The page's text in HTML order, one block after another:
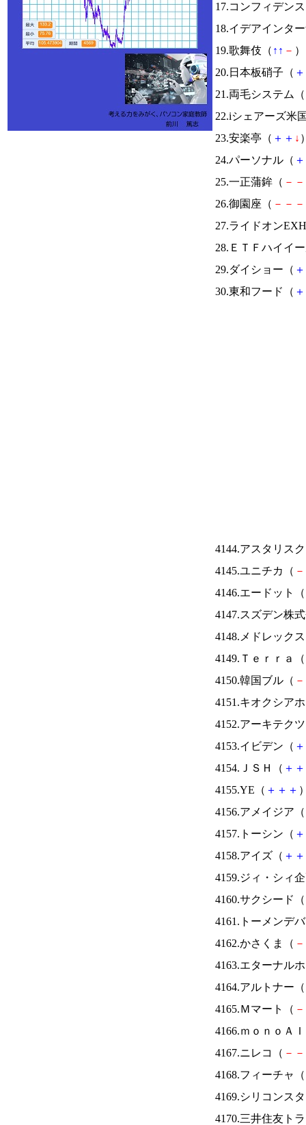
17.コンフィデン
18.イデアインタ
19.歌舞伎（ ↑ ↑ －
20.日本板硝子（ ＋
21.両毛システム（
22.iシェアーズ米
23.安楽亭（ ＋ ＋ ↓
24.パーソナル（ ＋
25.一正蒲鉾（ － －
26.御園座（ － － －
27.ライドオン
28.ＥＴＦハイイ
29.ダイショー（ ＋
30.東和フード（ ＋
4144.アスタリス
4145.ユニチカ（ －
4146.エードット（
4147.スズデン株
4148.メドレック
4149.Ｔｅｒｒａ（
4150.韓国ブル（ －
4151.キオクシア
4152.アーキテク
4153.イビデン（ ＋
4154.ＪＳＨ（ ＋ ＋
4155.YE（ ＋ ＋ ＋
4156.アメイジア（
4157.トーシン（ ＋
4158.アイズ（ ＋ ＋
4159.ジィ・シィ
4160.サクシード（
4161.トーメンデ
4162.かさくま（ －
4163.エターナル
4164.アルトナー（
4165.Ｍマート（ －
4166.ｍｏｎｏＡ
4167.ニレコ（ － －
4168.フィーチャ（
4169.シリコンス
4170.三井住友ト